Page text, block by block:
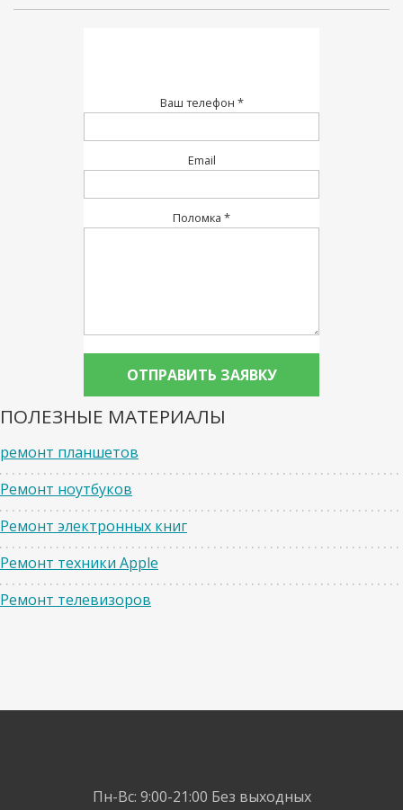
Ваш телефон *
Email
Поломка *
ПОЛЕЗНЫЕ МАТЕРИАЛЫ
ремонт планшетов
Ремонт ноутбуков
Ремонт электронных книг
Ремонт техники Apple
Ремонт телевизоров
Пн-Вс: 9:00-21:00 Без выходных